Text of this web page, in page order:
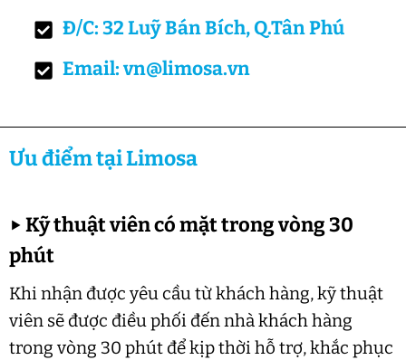
Đ/C: 32 Luỹ Bán Bích, Q.Tân Phú
Email: vn@limosa.vn
Ưu điểm tại Limosa
▶Kỹ thuật viên có mặt trong vòng 30
phút
Khi nhận được yêu cầu từ khách hàng, kỹ thuật
viên sẽ được điều phối đến nhà khách hàng
trong vòng 30 phút để kịp thời hỗ trợ, khắc phục